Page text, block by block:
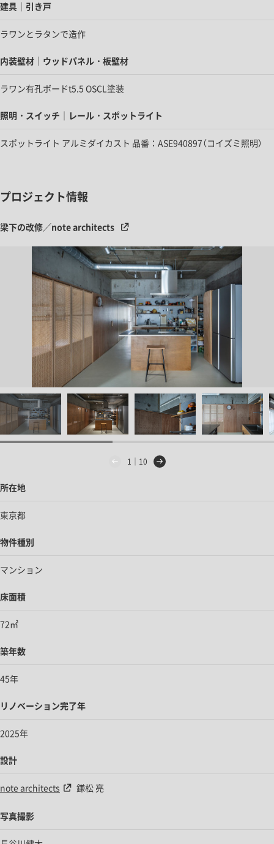
建具｜引き戸
ラワンとラタンで造作
内装壁材｜ウッドパネル・板壁材
ラワン有孔ボードt5.5 OSCL塗装
照明・スイッチ｜レール・スポットライト
スポットライト アルミダイカスト 品番：ASE940897（コイズミ照明）
プロジェクト情報
梁下の改修／note architects
1｜10
所在地
東京都
物件種別
マンション
床面積
72㎡
築年数
45年
リノベーション完了年
2025年
設計
note architects 鎌松 亮
写真撮影